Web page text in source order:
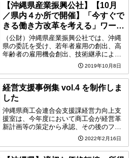
【沖縄県産業振興公社】【10月
／県内４か所で開催】「今すぐで
きる働き方改革を考える」ワーク
ショップ開催のお知らせ
（公財）沖縄県産業振興公社では、沖縄
県の委託を受け、若年者雇用の創出、高
年齢者の雇用機会創出、技術継承による
産業振興および企業の人材育成能力の向
上を図ることを目的とした「生涯現役ス
キル活用型雇用推進事業」を実施してお
ります。その事業に伴い、...
2019年10月8日
経営支援事例集 vol.4 を制作しま
した
沖縄県商工会連合会支援課経営力向上支
援室は、今年度において商工会が経営革
新計画等の策定から承認、その後のフォ
ローアップ等に関与して伴走支援を行っ
た事業所の取組を紹介する経営支援事例
集を制作しました。経営支援事例集vol.4
2022年2月16日